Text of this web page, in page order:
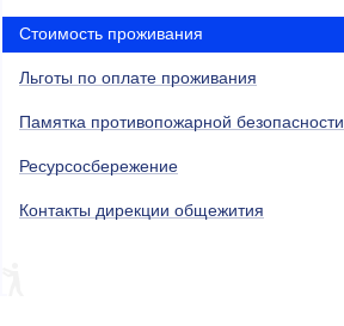
Стоимость проживания
Льготы по оплате проживания
Памятка противопожарной безопасности
Ресурсосбережениe
Контакты дирекции общежития